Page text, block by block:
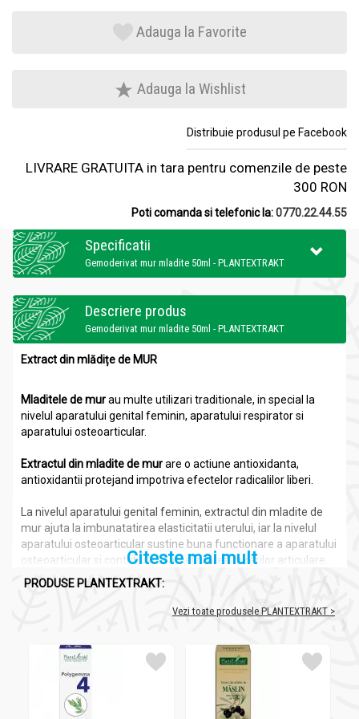
Adauga la Favorite
Adauga la Wishlist
Distribuie produsul pe Facebook
LIVRARE GRATUITA in tara pentru comenzile de peste
300 RON
Poti comanda si telefonic la:0770.22.44.55
Specificatii
Gemoderivat mur mladite 50ml - PLANTEXTRAKT
Descriere produs
Gemoderivat mur mladite 50ml - PLANTEXTRAKT
Extract din mlădițe de MUR
Mladitele de murau multe utilizari traditionale, in special la
nivelul aparatului genital feminin, aparatului respirator si
aparatului osteoarticular.
Extractul din mladite de murare o actiune antioxidanta,
antioxidantii protejand impotriva efectelor radicalilor liberi.
La nivelul aparatului genital feminin, extractul din mladite de
mur ajuta la imbunatatirea elasticitatii uterului, iar la nivelul
aparatului osteoarticular sustine buna functionare a aparatului
osteoarticular si contribuie la ameliorarea durerilor articulare.
respiratorii, datorita proprietatilor antioxidante puternice.
tratarea diareei, retentiei de lichide, diabet, guta, dureri si
inflamatii, dar si prevenirea cancerului si a bolilor de inima.
Citeste mai mult
PRODUSE PLANTEXTRAKT:
Vezi toate produsele PLANTEXTRAKT >